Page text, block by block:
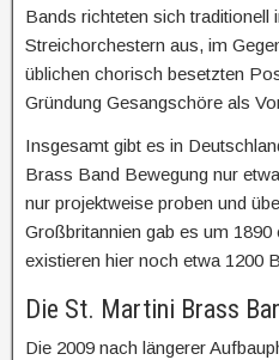
Bands richteten sich traditionell
Streichorchestern aus, im
üblichen chorisch besetzten
Gründung Gesangschöre als
Insgesamt gibt es in
Brass Band Bewegung nur
nur projektweise proben und
Großbritannien gab es um 1890
existieren hier noch etwa 1200
Die St. Martini Brass
Die 2009 nach längerer